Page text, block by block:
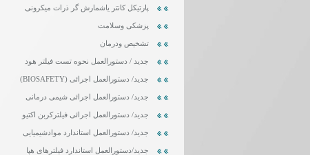
پارتیکل کانتر یاشمارش گر ذرات میکرونی
پزشکی وسلامت
تشخیص ودرمان
جدید / دستورالعمل نحوه تست فیلتر هود
جدید/ دستورالعمل اجرائی (BIOSAFETY)
جدید/ دستورالعمل اجرائی شیمی درمانی
جدید/ دستورالعمل اجرائی فیلترکربن اکتیو
جدید/ دستورالعمل استاندارد موادشیمیایی
جدید/دستورالعمل استاندارد فیلترهای هپا